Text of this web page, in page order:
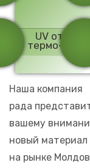
UV
термо-
Наша компания
рада
вашему
новый материал
на рынке